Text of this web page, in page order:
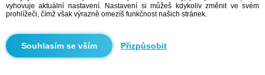
Mám zájem
Vyhledávání
vyhovuje aktuální nastavení. Nastavení si můžeš kdykoliv změnit ve svém
prohlížeči, čímž však výrazně omezíš funkčnost našich stránek.
Přizpůsobit